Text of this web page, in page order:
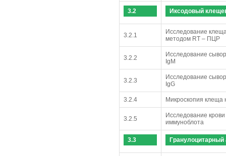
3.2 Иксодовый
3.2.1
Исследование
методом RT – ПЦР
3.2.2
Исследование
IgM
3.2.3
Исследование
IgG
3.2.4 Микроскопия клеща
3.2.5
Исследование
иммуноблота
3.3 Гранулоцитарный